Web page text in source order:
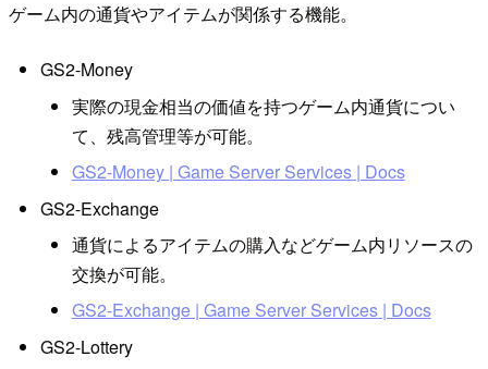
ゲーム内の通貨やアイテムが関係する機能。
GS2-Money
実際の現金相当の価値を持つゲーム内通貨につい
て、残高管理等が可能。
GS2-Money | Game Server Services | Docs
GS2-Exchange
通貨によるアイテムの購入などゲーム内リソースの
交換が可能。
GS2-Exchange | Game Server Services | Docs
GS2-Lottery